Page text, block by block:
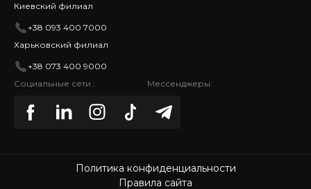
Киевский филиал
+38 093 400 7000
Харьковский филиал
+38 073 400 9000
Социальные сети :
Мессенджеры:
Политика конфиденциальности
Правила сайта